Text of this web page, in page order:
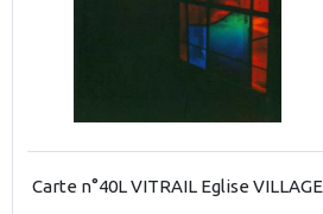
Carte n°40L VITRAIL Eglise VILLAGE